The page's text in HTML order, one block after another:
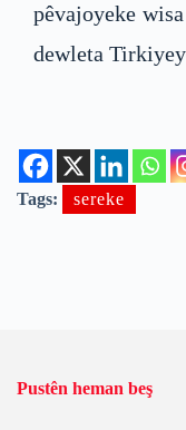
pêvajoyeke
dewleta
Tags: sereke
Pustên heman beş